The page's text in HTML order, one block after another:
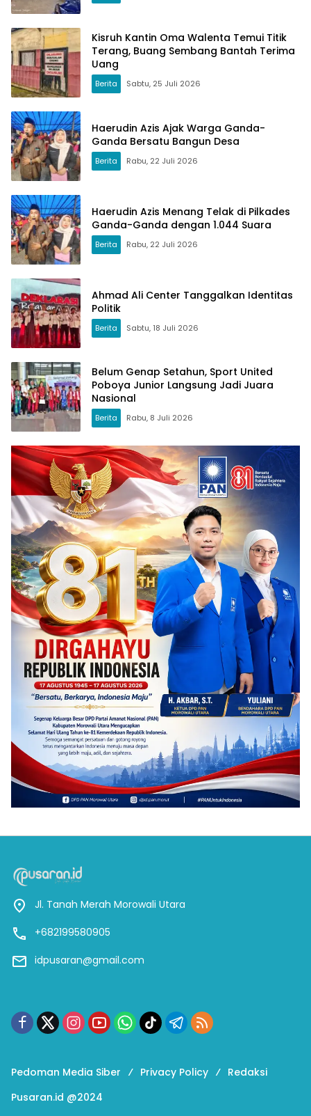
Kisruh Kantin Oma Walenta Temui Titik
Terang, Buang Sembang Bantah Terima
Uang
Berita Sabtu, 25 Juli 2026
Haerudin Azis Ajak Warga Ganda-
Ganda Bersatu Bangun Desa
Berita Rabu, 22 Juli 2026
Haerudin Azis Menang Telak di Pilkades
Ganda-Ganda dengan 1.044 Suara
Berita Rabu, 22 Juli 2026
Ahmad Ali Center Tanggalkan Identitas
Politik
Berita Sabtu, 18 Juli 2026
Belum Genap Setahun, Sport United
Poboya Junior Langsung Jadi Juara
Nasional
Berita Rabu, 8 Juli 2026
Jl. Tanah Merah Morowali Utara
+682199580905
idpusaran@gmail.com
Pedoman Media Siber Privacy Policy
Redaksi
Pusaran.id @2024